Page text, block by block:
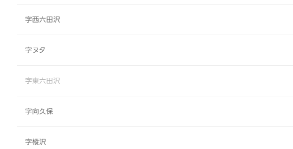
字西六田沢
字ヌタ
字東六田沢
字向久保
字樅沢